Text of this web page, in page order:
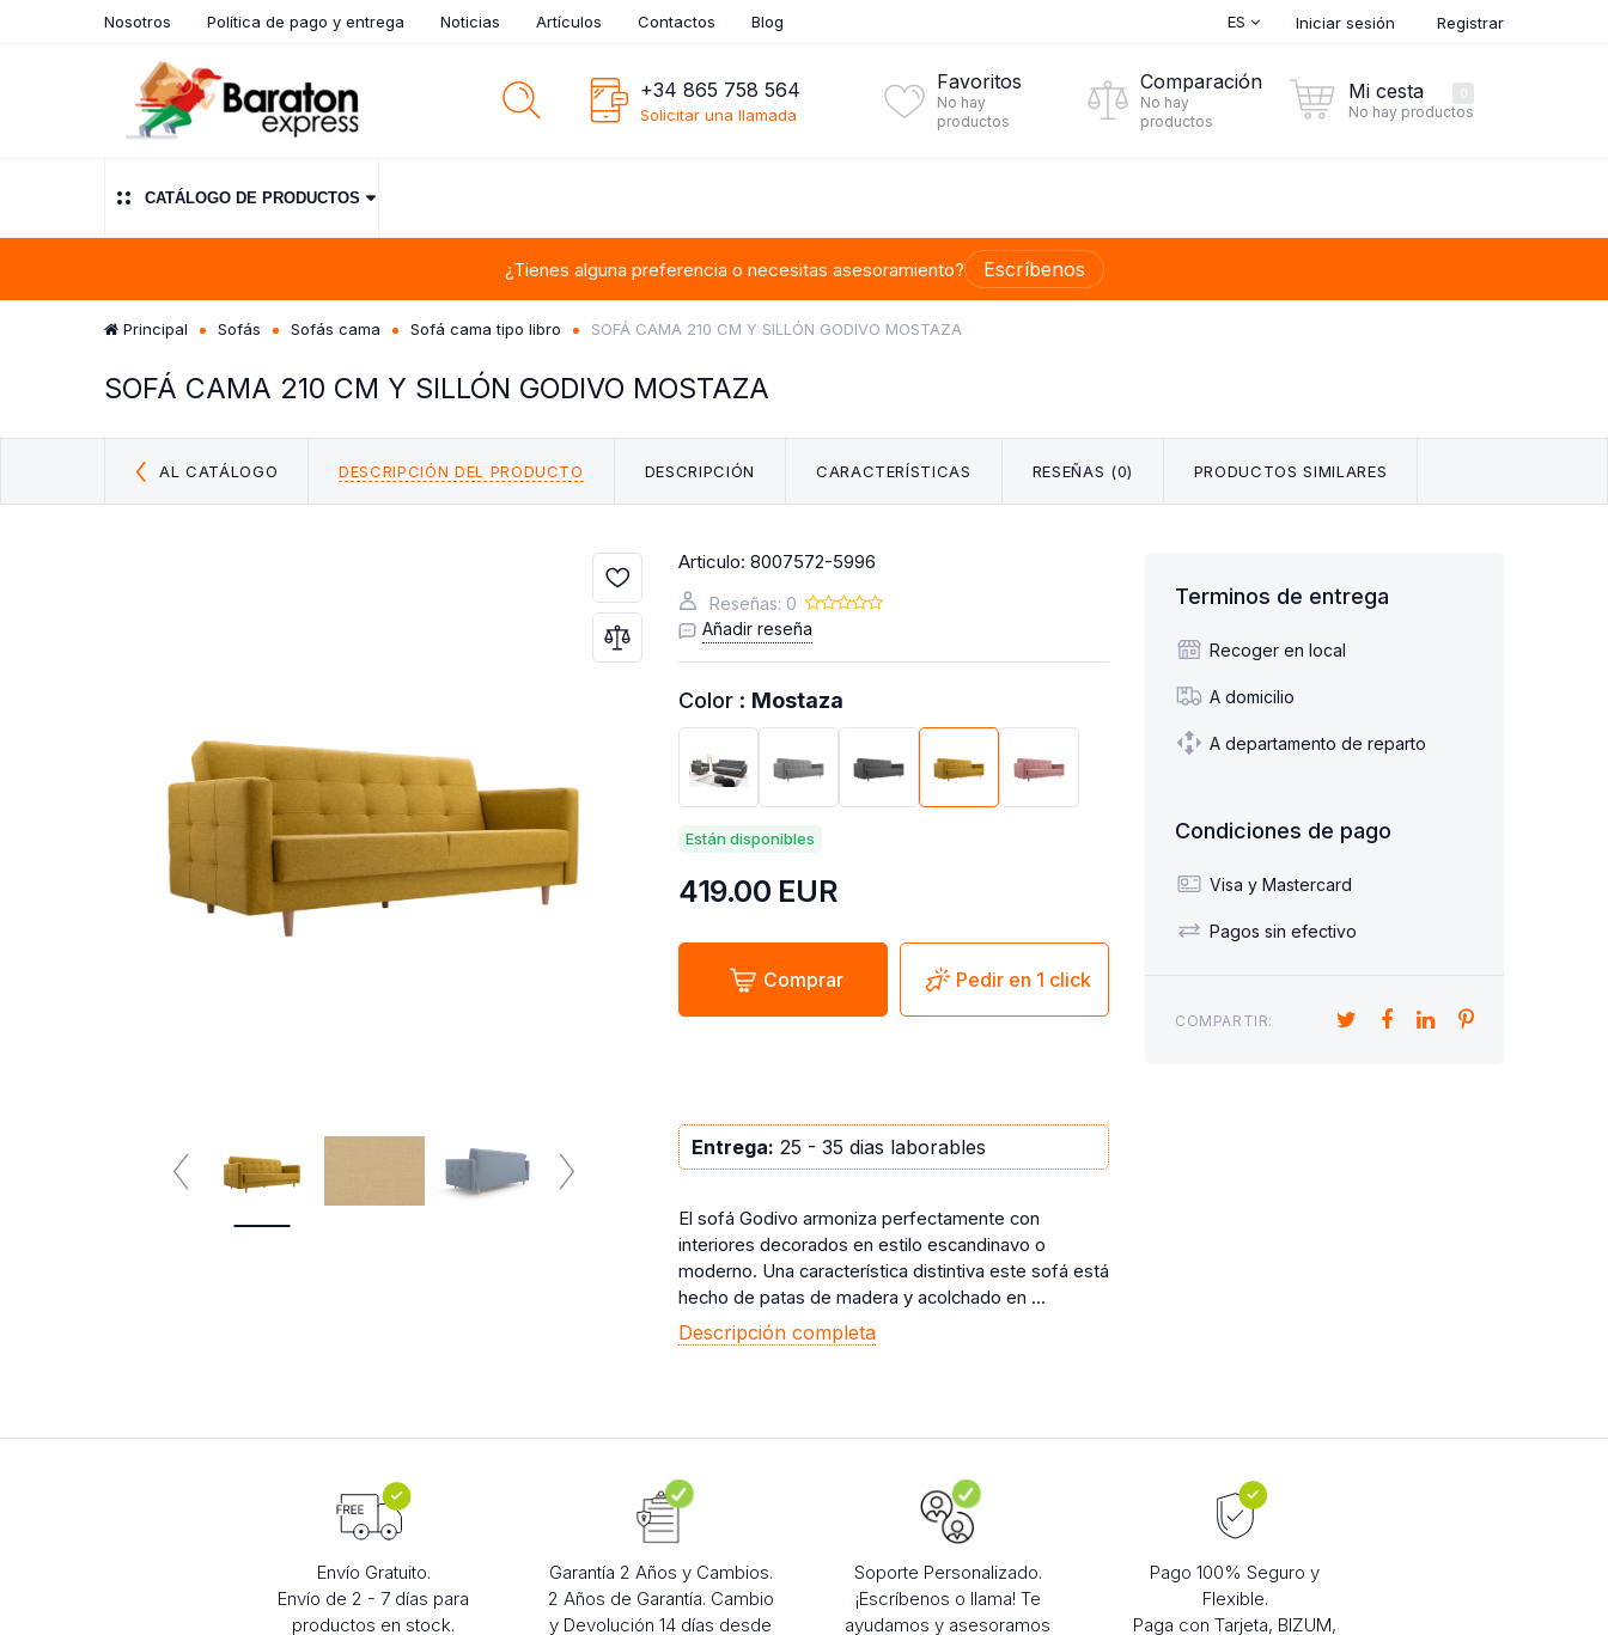
Nosotros Política de pago y entrega Noticias Artículos Contactos Blog ES Iniciar sesión Registrar
+34 865 758 564
Solicitar una llamada
Favoritos
No hay
productos
Comparación
No hay
productos
Mi cesta
No hay productos
CATÁLOGO DE PRODUCTOS
¿Tienes alguna preferencia o necesitas asesoramiento? Escríbenos
Principal Sofás Sofás cama Sofá cama tipo libro SOFÁ CAMA 210 CM Y SILLÓN GODIVO MOSTAZA
SOFÁ CAMA 210 CM Y SILLÓN GODIVO MOSTAZA
AL CATÁLOGO DESCRIPCIÓN DEL PRODUCTO DESCRIPCIÓN CARACTERÍSTICAS RESEÑAS (0) PRODUCTOS SIMILARES
Articulo: 8007572-5996
Reseñas: 0
Añadir reseña
Color : Mostaza
Están disponibles
419.00 EUR
Comprar Pedir en 1 click
Entrega: 25 - 35 dias laborables
El sofá Godivo armoniza perfectamente con
interiores decorados en estilo escandinavo o
moderno. Una característica distintiva este sofá está
hecho de patas de madera y acolchado en ...
Descripción completa
Terminos de entrega
Recoger en local
A domicilio
A departamento de reparto
Condiciones de pago
Visa y Mastercard
Pagos sin efectivo
COMPARTIR:
Envío Gratuito.
Envío de 2 - 7 días para
productos en stock.
Garantía 2 Años y Cambios.
2 Años de Garantía. Cambio
y Devolución 14 días desde
Soporte Personalizado.
¡Escríbenos o llama! Te
ayudamos y asesoramos
Pago 100% Seguro y
Flexible.
Paga con Tarjeta, BIZUM,